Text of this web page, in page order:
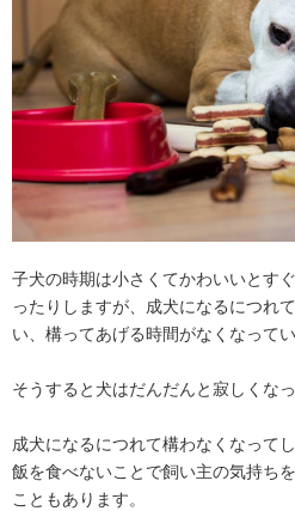
子犬の時期は小さくてかわいいとす
ったりしますが、成犬になるにつれ
い、構ってあげる時間がなくなって
そうすると犬はだんだんと寂しくな
成犬になるにつれて構わなくなって
飯を食べないことで飼い主の気持ち
こともあります。